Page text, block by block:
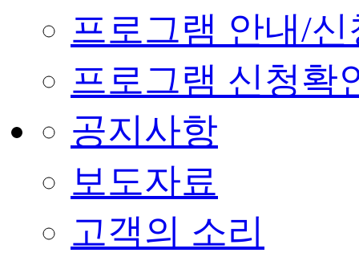
프로그램 안내/신
프로그램 신청확
공지사항
보도자료
고객의 소리